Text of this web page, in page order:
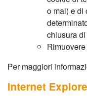
o mai) e di
chiusura
Per maggiori
Internet